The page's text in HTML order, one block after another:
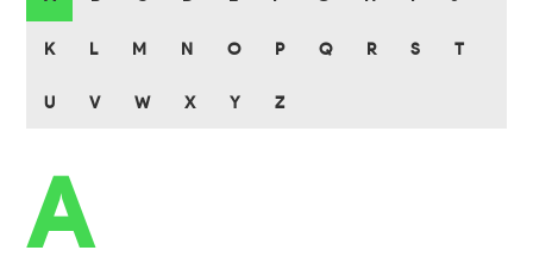
K L M N O P Q R S T
U V W X Y Z
A